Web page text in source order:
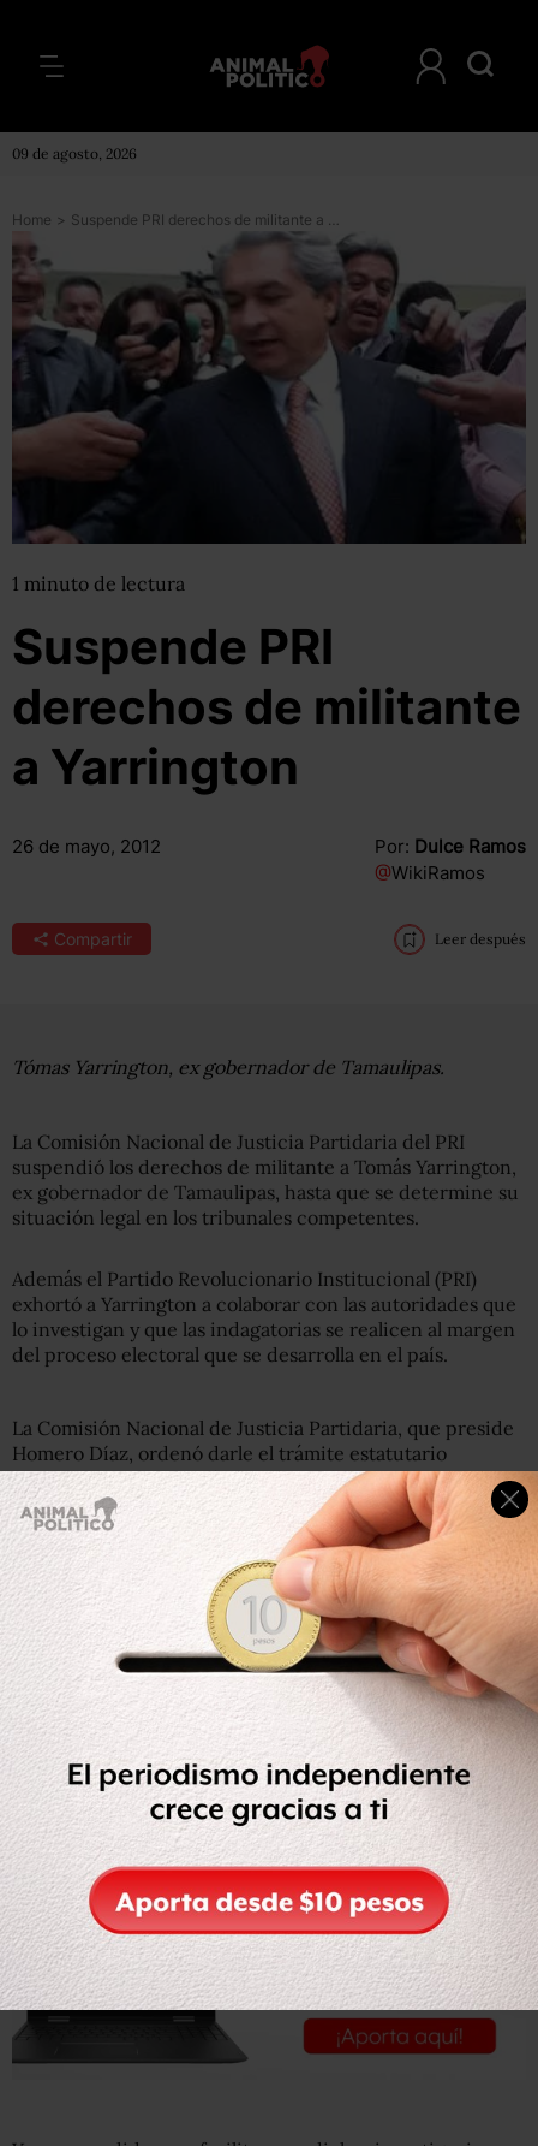
09 de agosto, 2026
Home > Suspende PRI derechos de militante a Yarrington
1 minuto de lectura
Suspende PRI
derechos de militante
a Yarrington
26 de mayo, 2012 Por: Dulce Ramos
@WikiRamos
Compartir Leer después
Tómas Yarrington, ex gobernador de Tamaulipas.
La Comisión Nacional de Justicia Partidaria del PRI
suspendió los derechos de militante a Tomás Yarrington,
ex gobernador de Tamaulipas, hasta que se determine su
situación legal en los tribunales competentes.
Además el Partido Revolucionario Institucional (PRI)
exhortó a Yarrington a colaborar con las autoridades que
lo investigan y que las indagatorias se realicen al margen
del proceso electoral que se desarrolla en el país.
La Comisión Nacional de Justicia Partidaria, que preside
Homero Díaz, ordenó darle el trámite estatutario
procedente a la petición, por lo cual Yarrington
Ruvalcaba quedó suspendido en sus derechos de
militante en tanto se determina, por los tribunales
competentes, su situación legal.
En días pasados, tras conocerse que al ex mandatario de
Tamaulipas se le siguen procesos en los Estados Unidos,
el dirigente del PRI, Pedro Joaquín Coldwell, lo exhortó a
que colabore con las autoridades que lo investigan para
que aclare su situación jurídica.